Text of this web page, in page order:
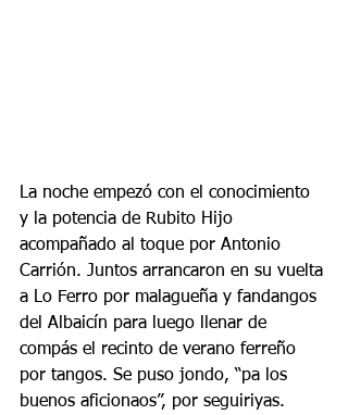
La noche empezó con el conocimiento
y la potencia de Rubito Hijo
acompañado al toque por Antonio
Carrión. Juntos arrancaron en su vuelta
a Lo Ferro por malagueña y fandangos
del Albaicín para luego llenar de
compás el recinto de verano ferreño
por tangos. Se puso jondo, “pa los
buenos aficionaos”, por seguiriyas.